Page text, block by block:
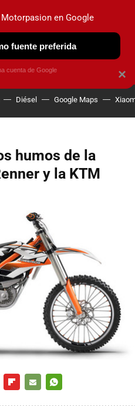
OBSERVATORIO
Diésel Google Maps
humos de la
y la KTM
×
en Google
fuente preferida
cuenta de Google